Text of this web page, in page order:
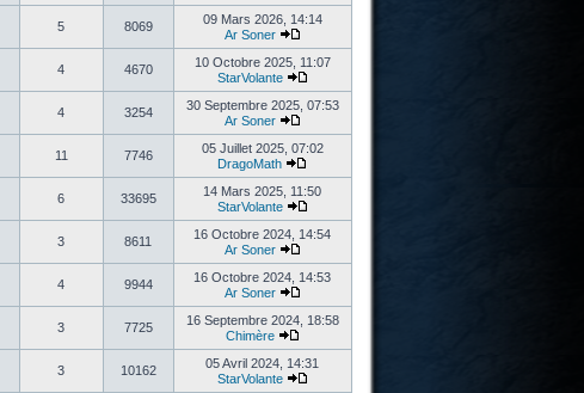
5 8069
09 Mars 2026, 14:14
Ar Soner
4 4670
10 Octobre 2025, 11:07
StarVolante
4 3254
30 Septembre 2025, 07:53
Ar Soner
11 7746
05 Juillet 2025, 07:02
DragoMath
6 33695
14 Mars 2025, 11:50
StarVolante
3 8611
16 Octobre 2024, 14:54
Ar Soner
4 9944
16 Octobre 2024, 14:53
Ar Soner
3 7725
16 Septembre 2024, 18:58
Chimère
3 10162
05 Avril 2024, 14:31
StarVolante